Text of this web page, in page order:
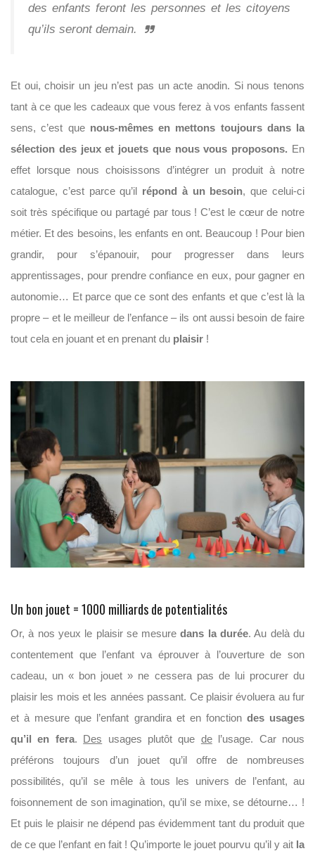
des enfants feront les personnes et les citoyens
qu’ils seront demain.
Et oui, choisir un jeu n’est pas un acte anodin. Si nous tenons
tant à ce que les cadeaux que vous ferez à vos enfants fassent
sens, c’est que nous-mêmes en mettons toujours dans la
sélection des jeux et jouets que nous vous proposons. En
effet lorsque nous choisissons d’intégrer un produit à notre
catalogue, c’est parce qu’il répond à un besoin, que celui-ci
soit très spécifique ou partagé par tous ! C’est le cœur de notre
métier. Et des besoins, les enfants en ont. Beaucoup ! Pour bien
grandir, pour s’épanouir, pour progresser dans leurs
apprentissages, pour prendre confiance en eux, pour gagner en
autonomie… Et parce que ce sont des enfants et que c’est là la
propre – et le meilleur de l’enfance – ils ont aussi besoin de faire
tout cela en jouant et en prenant du plaisir !
Un bon jouet = 1000 milliards de potentialités
Or, à nos yeux le plaisir se mesuredans la durée. Au delà du
contentement que l’enfant va éprouver à l’ouverture de son
cadeau, un « bon jouet » ne cessera pas de lui procurer du
plaisir les mois et les années passant. Ce plaisir évoluera au fur
et à mesure que l’enfant grandira et en fonction des usages
qu’il en fera. Des usages plutôt que del’usage. Car nous
préférons toujours d’un jouet qu’il offre de nombreuses
possibilités, qu’il se mêle à tous les univers de l’enfant, au
foisonnement de son imagination, qu’il se mixe, se détourne… !
Et puis le plaisir ne dépend pas évidemment tant du produit que
de ce que l’enfant en fait ! Qu’importe le jouet pourvu qu’il y ait la